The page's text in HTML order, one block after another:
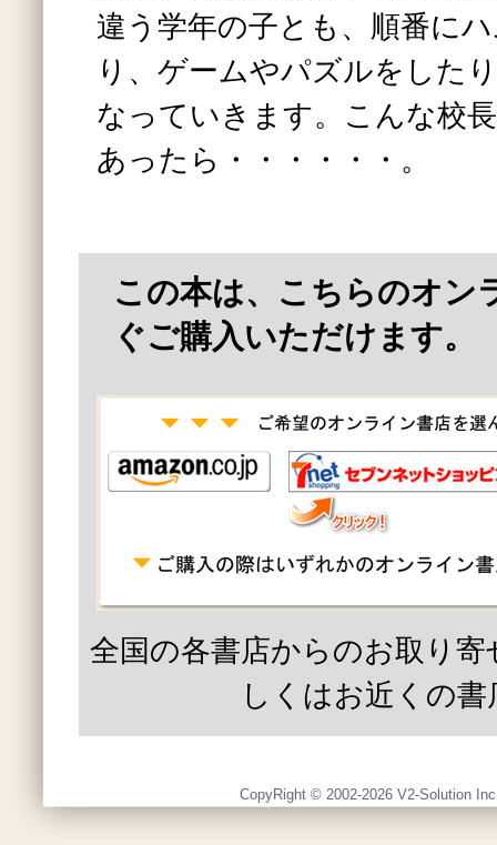
違う学年の子とも、順番に
り、ゲームやパズルをした
なっていきます。こんな校
あったら・・・・・・。
この本は、こちらのオン
ぐご購入いただけます。
全国の各書店からのお取り
しくはお近くの書
CopyRight © 2002-2026 V2-Solution